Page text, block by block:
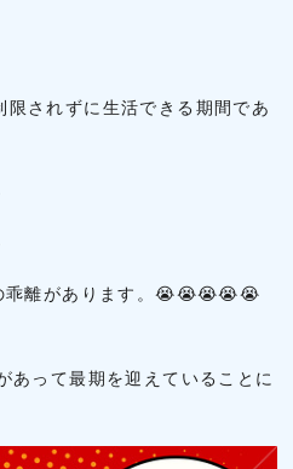
限されずに生活できる期間であ
乖離があります。😭😭😭😭😭
あって最期を迎えていることに